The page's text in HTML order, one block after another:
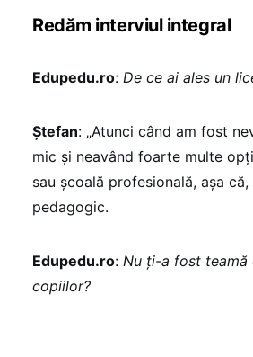
Redăm interviul integral
Edupedu.ro: De ce ai ales un
Ștefan: „Atunci când am fost
mic și neavând foarte multe
sau școală profesională, așa
pedagogic.
Edupedu.ro: Nu ți-a fost teamă
copiilor?